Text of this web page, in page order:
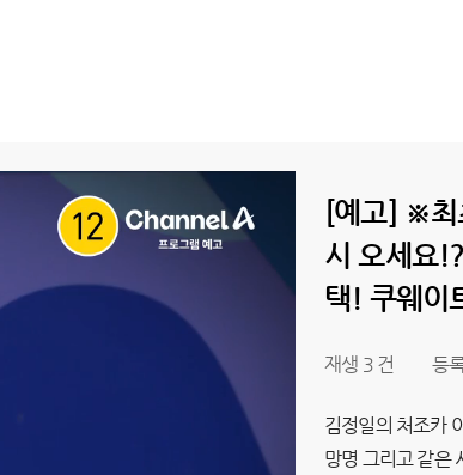
[예고] ※
시 오세요
택! 쿠웨이
재생 3 건 등
김정일의 처조카
망명 그리고 같은